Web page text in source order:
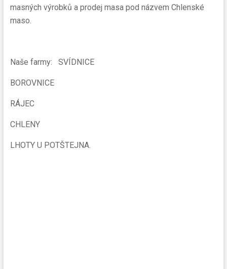
masných výrobků a prodej masa pod názvem Chlenské
maso.
Naše farmy: SVÍDNICE
BOROVNICE
RÁJEC
CHLENY
LHOTY U POTŠTEJNA.